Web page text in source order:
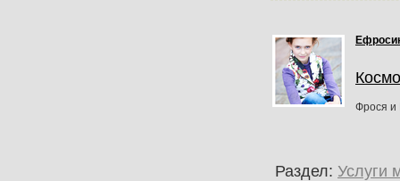
Фрося и
Раздел: Услуги